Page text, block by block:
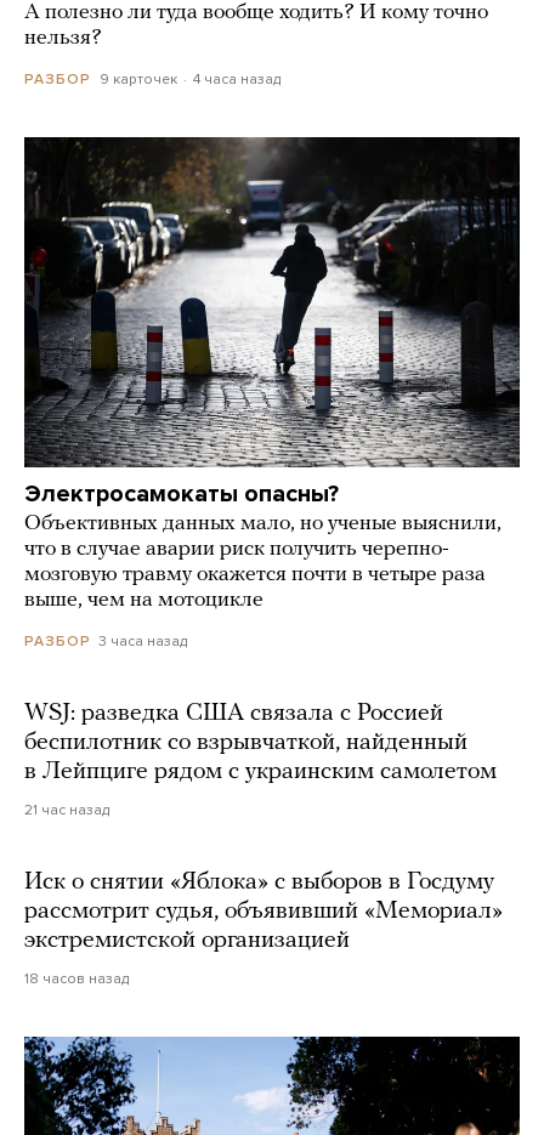
А полезно ли туда вообще ходить? И кому точно
нельзя?
РАЗБОР 9 карточек 4 часа назад
Электросамокаты опасны?
Объективных данных мало, но ученые выяснили,
что в случае аварии риск получить черепно-
мозговую травму окажется почти в четыре раза
выше, чем на мотоцикле
РАЗБОР 3 часа назад
WSJ: разведка США связала с Россией
беспилотник со взрывчаткой, найденный
в Лейпциге рядом с украинским самолетом
21 час назад
Иск о снятии «Яблока» с выборов в Госдуму
рассмотрит судья, объявивший «Мемориал»
экстремистской организацией
18 часов назад